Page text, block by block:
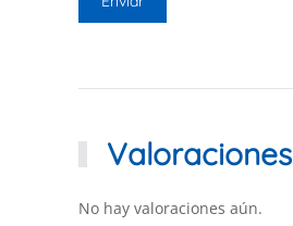
Valoraciones
No hay valoraciones aún.